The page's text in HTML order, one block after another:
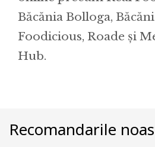
Băcănia Bolloga,
Foodicious, Roade și
Hub.
Recomandarile